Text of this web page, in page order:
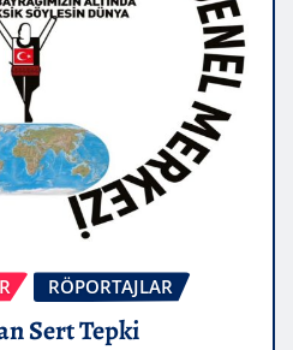
RÖPORTAJLAR
Sert Tepki